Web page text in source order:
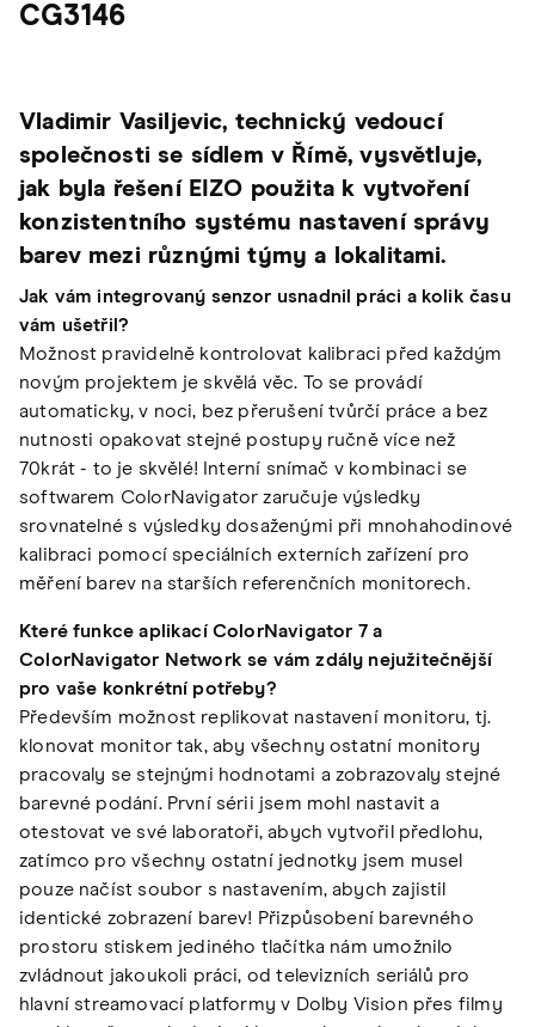
CG3146
Vladimir Vasiljevic, technický vedoucí
společnosti se sídlem v Římě, vysvětluje,
jak byla řešení EIZO použita k vytvoření
konzistentního systému nastavení správy
barev mezi různými týmy a lokalitami.
Jak vám integrovaný senzor usnadnil práci a kolik času
vám ušetřil?
Možnost pravidelně kontrolovat kalibraci před každým
novým projektem je skvělá věc. To se provádí
automaticky, v noci, bez přerušení tvůrčí práce a bez
nutnosti opakovat stejné postupy ručně více než
70krát - to je skvělé! Interní snímač v kombinaci se
softwarem ColorNavigator zaručuje výsledky
srovnatelné s výsledky dosaženými při mnohahodinové
kalibraci pomocí speciálních externích zařízení pro
měření barev na starších referenčních monitorech.
Které funkce aplikací ColorNavigator 7 a
ColorNavigator Network se vám zdály nejužitečnější
pro vaše konkrétní potřeby?
Především možnost replikovat nastavení monitoru, tj.
klonovat monitor tak, aby všechny ostatní monitory
pracovaly se stejnými hodnotami a zobrazovaly stejné
barevné podání. První sérii jsem mohl nastavit a
otestovat ve své laboratoři, abych vytvořil předlohu,
zatímco pro všechny ostatní jednotky jsem musel
pouze načíst soubor s nastavením, abych zajistil
identické zobrazení barev! Přizpůsobení barevného
prostoru stiskem jediného tlačítka nám umožnilo
zvládnout jakoukoli práci, od televizních seriálů pro
hlavní streamovací platformy v Dolby Vision přes filmy